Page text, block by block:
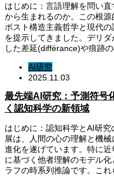
はじめに：言語理解を問い
から生まれるのか。この根
ポスト構造主義哲学と現代
を提示してきました。デリ
した差延(différance)や痕跡
AI研究
2025.11.03
最先端AI研究：予測符号
く認知科学の新領域
はじめに：認知科学とAI研
展は、人間の心の理解と機
進化を遂げています。特に
に基づく他者理解のモデル
ラフの時系列推論です。こ